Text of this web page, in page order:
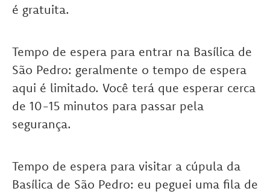
é gratuita.
Tempo de espera para entrar na Basílica de
São Pedro: geralmente o tempo de espera
aqui é limitado. Você terá que esperar cerca
de 10-15 minutos para passar pela
segurança.
Tempo de espera para visitar a cúpula da
Basílica de São Pedro: eu peguei uma fila de